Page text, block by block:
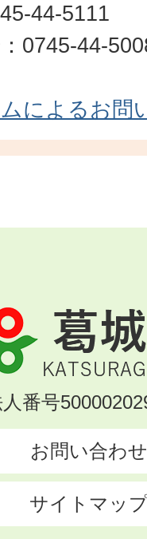
44-5111
0745-44-
によるお問
番号
お問い合わせ
サイトマッ